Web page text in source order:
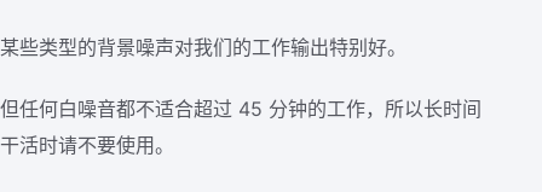
某些类型的背景噪声对我们的工作输出特别好。
但任何白噪音都不适合超过 45 分钟的工作，所以长时间
干活时请不要使用。